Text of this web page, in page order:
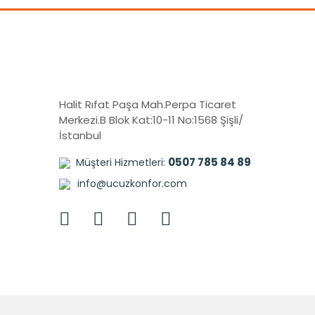
Halit Rıfat Paşa Mah.Perpa Ticaret
Merkezi.B Blok Kat:10-11 No:1568 Şişli/
İstanbul
Müşteri Hizmetleri: 0507 785 84 89
info@ucuzkonfor.com